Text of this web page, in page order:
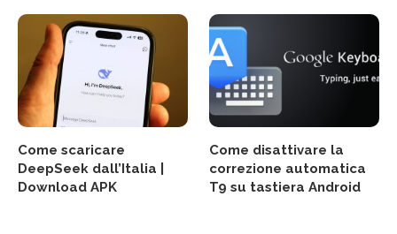
Come scaricare
DeepSeek dall’Italia |
Download APK
Come disattivare la
correzione automatica
T9 su tastiera Android